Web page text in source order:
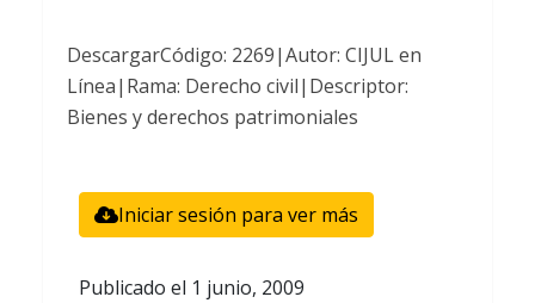
DescargarCódigo: 2269|Autor: CIJUL en
Línea|Rama: Derecho civil|Descriptor:
Bienes y derechos patrimoniales
Iniciar sesión para ver más
Publicado el 1 junio, 2009